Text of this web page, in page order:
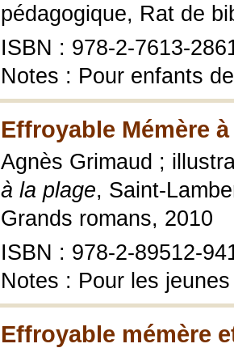
pédagogique, Rat de
ISBN : 978-2-7613-
Notes : Pour enfants
Effroyable Mémère
Agnès Grimaud ;
à la plage, Saint-
Grands romans, 2010
ISBN : 978-2-89512-
Notes : Pour les
Effroyable mémère